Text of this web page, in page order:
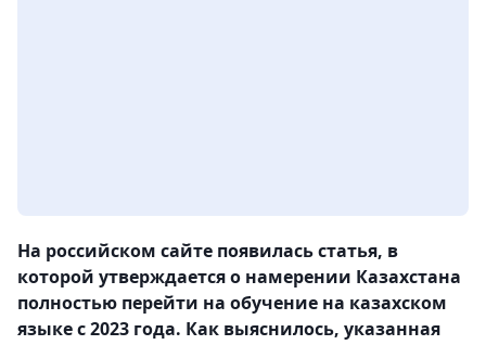
На российском сайте появилась статья, в
которой утверждается о намерении Казахстана
полностью перейти на обучение на казахском
языке с 2023 года. Как выяснилось, указанная